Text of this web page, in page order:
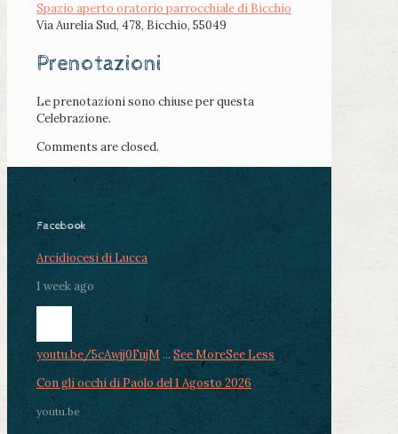
Spazio aperto oratorio parrocchiale di Bicchio
Via Aurelia Sud, 478, Bicchio, 55049
Prenotazioni
Le prenotazioni sono chiuse per questa
Celebrazione.
Comments are closed.
Facebook
Arcidiocesi di Lucca
1 week ago
youtu.be/5cAwjj0FujM ... See MoreSee Less
Con gli occhi di Paolo del 1 Agosto 2026
youtu.be